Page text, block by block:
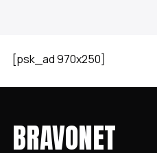
[psk_ad 970x250]
BRAVONET